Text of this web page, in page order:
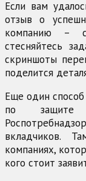
Если вам
отзыв о
компанию –
стесняйтесь
скриншоты
поделится
Еще один
по защите
вкладчиков.
компаниях,
кого стоит